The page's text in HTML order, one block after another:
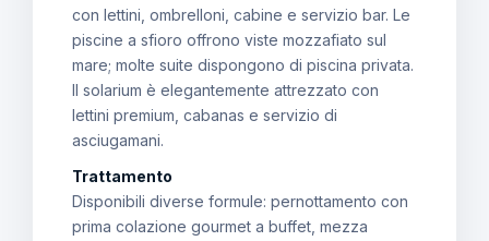
con lettini, ombrelloni, cabine e servizio bar. Le
piscine a sfioro offrono viste mozzafiato sul
mare; molte suite dispongono di piscina privata.
Il solarium è elegantemente attrezzato con
lettini premium, cabanas e servizio di
asciugamani.
Trattamento
Disponibili diverse formule: pernottamento con
prima colazione gourmet a buffet, mezza